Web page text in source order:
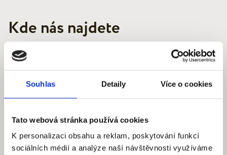
Souhlas Detaily Více o cookies
Tato webová stránka používá cookies
K personalizaci obsahu a reklam, poskytování funkcí
sociálních médií a analýze naší návštěvnosti využíváme
Kde nás najdete
Quantum reality, spol. s r.o.
120 00 Praha 2 – Vinohrady
IČ: 290‍ 32‍ 792